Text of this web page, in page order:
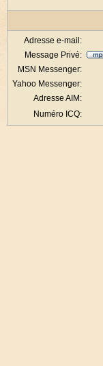
Adresse e-mail:
Message Privé:
MSN Messenger:
Yahoo Messenger:
Adresse AIM:
Numéro ICQ: